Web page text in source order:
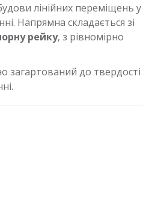
лінійних переміщень у
Напрямна складається зі
рейку, з рівномірно
загартований до твердості